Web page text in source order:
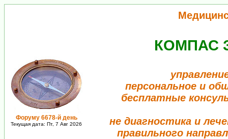
Форуму 6678-й день
Текущая дата: Пт, 7 Авг 2026
КОМПАС
персональное и
бесплатные
не диагностика и
правильного